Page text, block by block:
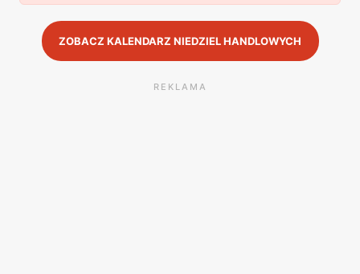
ZOBACZ KALENDARZ NIEDZIEL HANDLOWYCH
REKLAMA